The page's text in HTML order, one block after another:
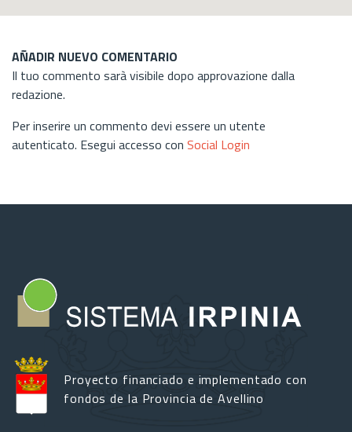
AÑADIR NUEVO COMENTARIO
Il tuo commento sarà visibile dopo approvazione dalla
redazione.
Per inserire un commento devi essere un utente
autenticato. Esegui accesso con Social Login
Proyecto financiado e implementado con
fondos de la Provincia de Avellino